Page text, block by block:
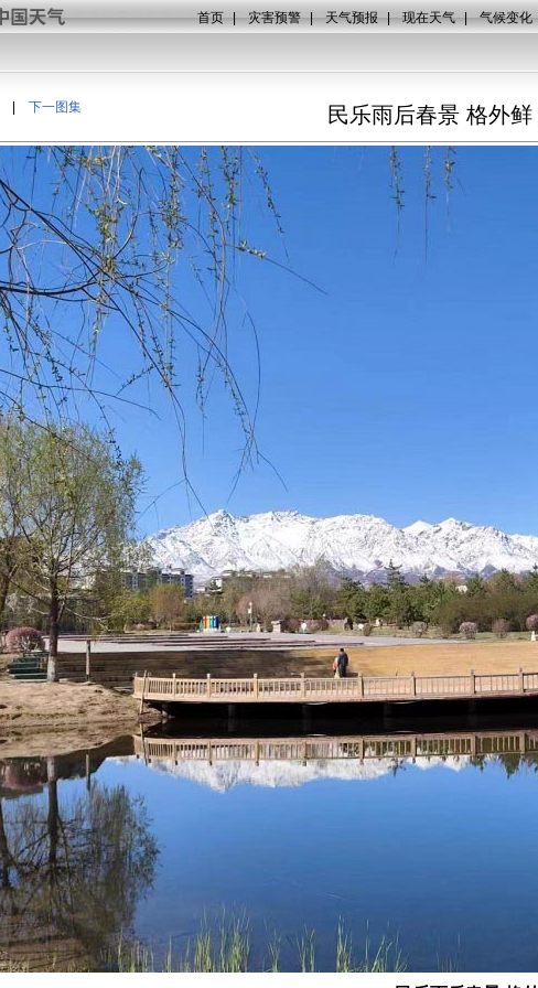
首页 | 灾害预警 | 天气预报 | 现在天气 | 气候变化
下一图集 民乐雨后春景 格外鲜